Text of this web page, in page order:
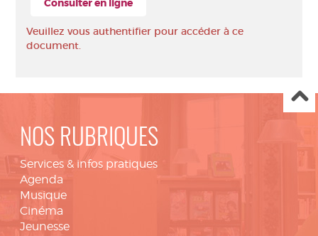
Consulter en ligne
Veuillez vous authentifier pour accéder à ce
document.
NOS RUBRIQUES
Services & infos pratiques
Agenda
Musique
Cinéma
Jeunesse